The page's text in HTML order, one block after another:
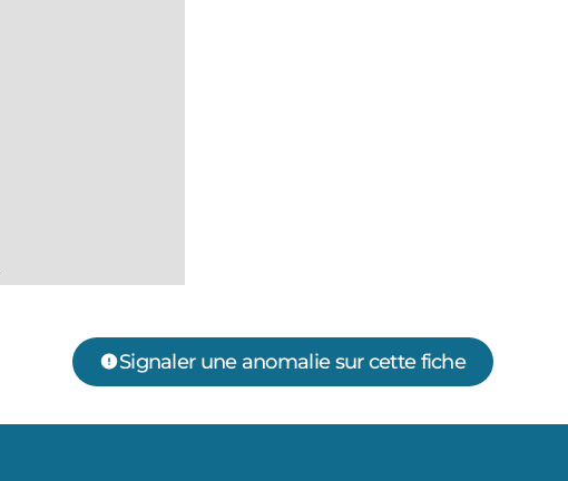
Signaler une anomalie sur cette fiche